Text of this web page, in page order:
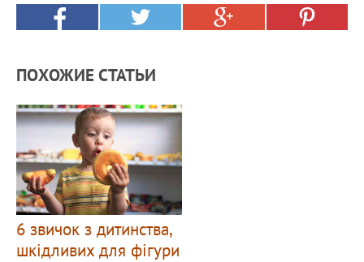
ПОХОЖИЕ СТАТЬИ
6 звичок з дитинства,
шкідливих для фігури